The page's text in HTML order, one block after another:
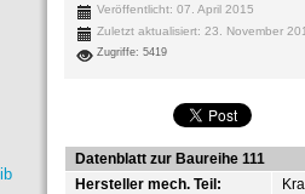
Veröffentlicht: 07. April 2015
Zuletzt aktualisiert: 23. November
Zugriffe: 5419
Datenblatt zur Baureihe 111
Hersteller mech. Teil: